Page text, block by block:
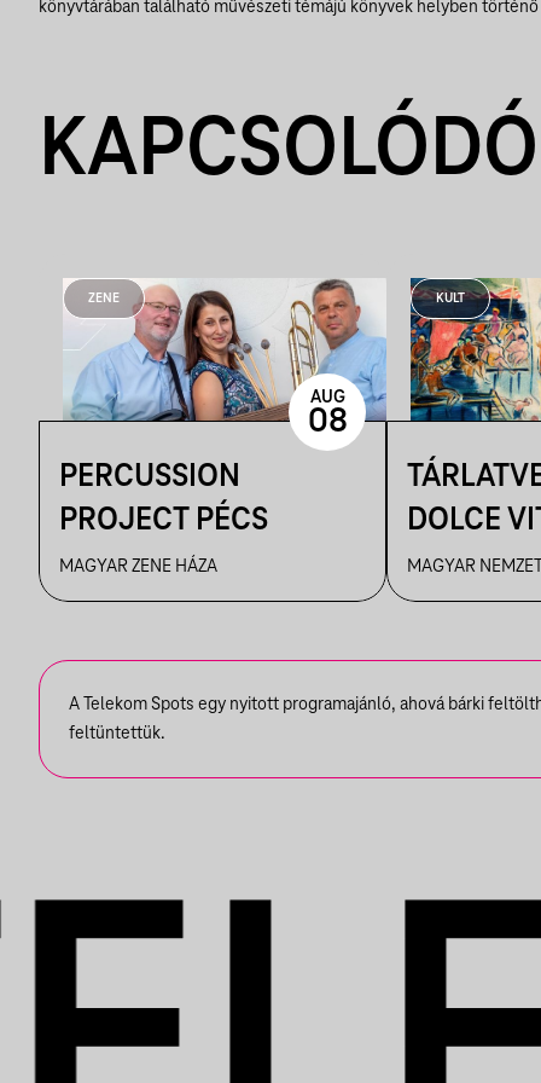
könyvtárában található művészeti témájú könyvek helyben történő
ZENE
PERCUSSION
PROJECT PÉCS
MAGYAR ZENE HÁZA
AUG
08
KULT
DOLCE
MAGYAR
A Telekom Spots egy nyitott programajánló, ahová bárki
feltüntettük.